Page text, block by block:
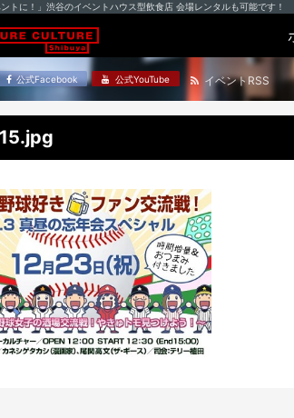
ントに！」渋谷のイベントハウス型飲食店 会場レンタルも可能です！
公式Facebook 公式YouTube イベントRSS